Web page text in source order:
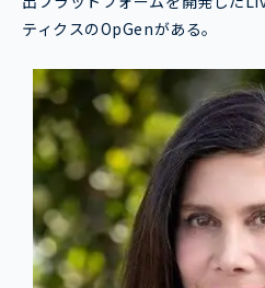
ティクスのOpGenがある。